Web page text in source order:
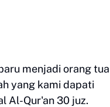
menjadi orang tua
yang kami dapati
Al-Qur'an 30 juz.